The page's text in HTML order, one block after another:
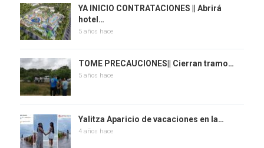
YA INICIO CONTRATACIONES || Abrirá
hotel…
5 años hace
TOME PRECAUCIONES|| Cierran tramo…
5 años hace
Yalitza Aparicio de vacaciones en la…
4 años hace